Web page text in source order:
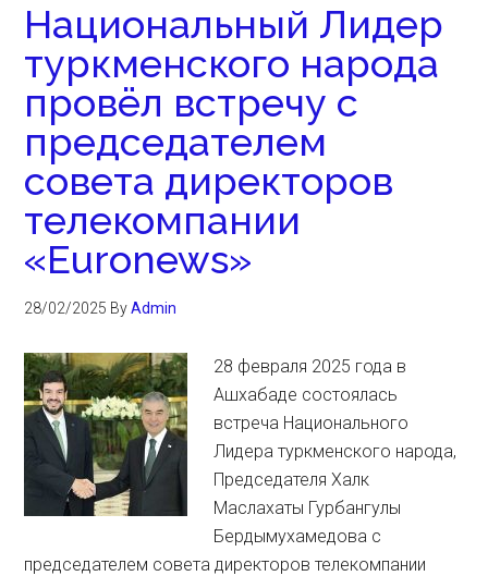
Национальный Лидер
туркменского народа
провёл встречу с
председателем
совета директоров
телекомпании
«Euronews»
28/02/2025 ByAdmin
28 февраля 2025 года в
Ашхабаде состоялась
встреча Национального
Лидера туркменского народа,
Председателя Халк
Маслахаты Гурбангулы
Бердымухамедова с
председателем совета директоров телекомпании